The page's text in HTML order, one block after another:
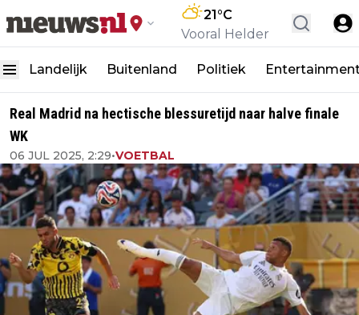
21°C
Vooral Helder
Landelijk Buitenland Politiek
Real Madrid na hectische blessuretijd naar halve finale
WK
06 JUL 2025, 2:29•VOETBAL